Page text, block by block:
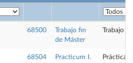
68500
Trabajo fin
de Máster
Trabajo
68504
Practicum I.
Prácticas